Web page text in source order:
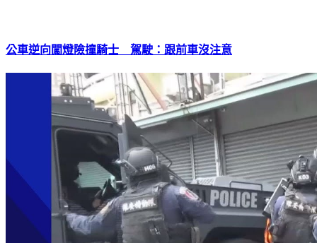
公車逆向闖燈險撞騎士 駕駛：跟前車沒注意